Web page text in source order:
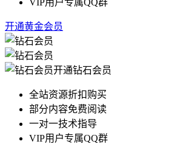
VIP用户专属QQ群
开通黄金会员
开通钻石会员
全站资源折扣购买
部分内容免费阅读
一对一技术指导
VIP用户专属QQ群